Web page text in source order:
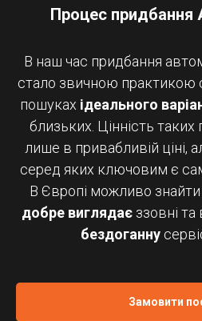
Процес придбання
В наш час придбання
стало звичною практикою
пошуках ідеального
близьких. Цінність
лише в привабливій ціні,
серед яких ключовим є
В Європі можливо знайти
добре виглядає ззовні
бездоганну
Замовити